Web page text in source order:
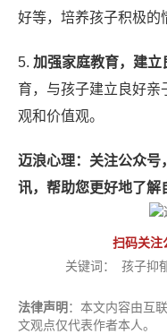
好等，培养孩子积极的
5. 加强家庭教育，建立
育，与孩子建立良好亲
观和价值观。
迈浪心理：关注公众号
讯，帮助您更好地了解
扫码关注
关键词：
孩子抑
法律声明 ：本文内容由互
文观点仅代表作者本人。